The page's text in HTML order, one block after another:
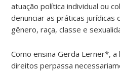
atuação política individual ou
denunciar as práticas jurídicas
gênero, raça, classe e
Como ensina Gerda Lerner*,
direitos perpassa